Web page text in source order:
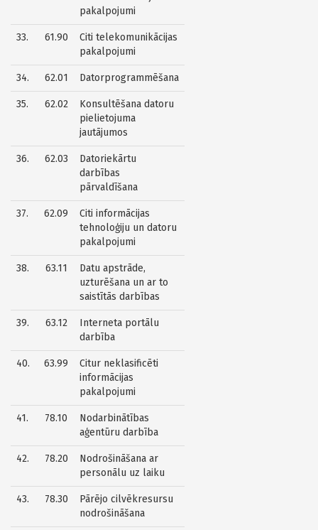
pakalpojumi
33. 61.90
Citi telekomunikācijas
pakalpojumi
34. 62.01 Datorprogrammēšana
35. 62.02
Konsultēšana datoru
pielietojuma
jautājumos
36. 62.03
Datoriekārtu
darbības
pārvaldīšana
37. 62.09
Citi informācijas
tehnoloģiju un datoru
pakalpojumi
38. 63.11
Datu apstrāde,
uzturēšana un ar to
saistītās darbības
39. 63.12
Interneta portālu
darbība
40. 63.99
Citur neklasificēti
informācijas
pakalpojumi
41. 78.10
Nodarbinātības
aģentūru darbība
42. 78.20
Nodrošināšana ar
personālu uz laiku
43. 78.30
Pārējo cilvēkresursu
nodrošināšana